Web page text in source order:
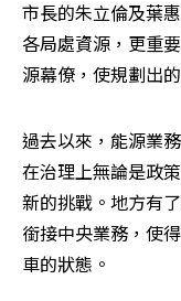
市長的朱立倫及葉
各局處資源，更重
源幕僚，使規劃出
過去以來，能源業
在治理上無論是政
新的挑戰。地方有
銜接中央業務，使
車的狀態。